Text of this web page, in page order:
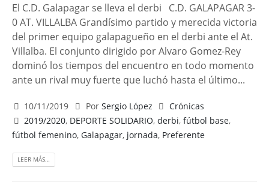
El C.D. Galapagar se lleva el derbi C.D. GALAPAGAR 3-
0 AT. VILLALBA Grandísimo partido y merecida victoria
del primer equipo galapagueño en el derbi ante el At.
Villalba. El conjunto dirigido por Alvaro Gomez-Rey
dominó los tiempos del encuentro en todo momento
ante un rival muy fuerte que luchó hasta el último...
10/11/2019 Por Sergio López
Crónicas
2019/2020, DEPORTE SOLIDARIO,derbi,fútbol base,
fútbol femenino, Galapagar, jornada, Preferente
LEER MÁS…